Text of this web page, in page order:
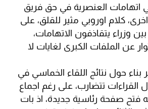
اتهامات العنصرية في حق فريق
كلام اوروبي مثير للقلق، على
وزراء يتقاذفون الاتهامات،
عن الملفات الكبرى لغايات لا
حول نتائج اللقاء الخماسي في
القراءات تتضارب، على رغم اجماع
فتح صفحة رئاسية جديدة، اذ بات